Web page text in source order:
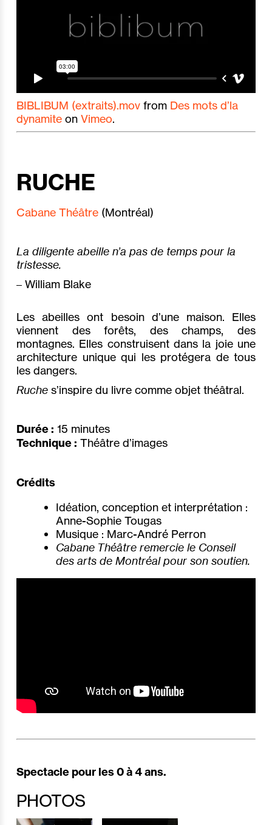
BIBLIBUM (extraits).mov from Des mots d’la
dynamite on Vimeo.
RUCHE
Cabane Théâtre (Montréal)
La diligente abeille n’a pas de temps pour la
tristesse.
– William Blake
Les abeilles ont besoin d’une maison. Elles
viennent des forêts, des champs, des
montagnes. Elles construisent dans la joie une
architecture unique qui les protégera de tous
les dangers.
Ruche s’inspire du livre comme objet théâtral.
Durée : 15 minutes
Technique : Théâtre d’images
Crédits
Idéation, conception et interprétation :
Anne-Sophie Tougas
Musique : Marc-André Perron
Cabane Théâtre remercie le Conseil
des arts de Montréal pour son soutien.
Spectacle pour les 0 à 4 ans.
PHOTOS